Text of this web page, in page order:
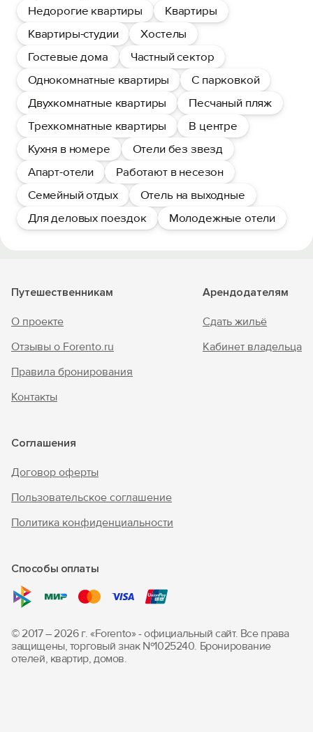
Недорогие квартиры
Квартиры
Квартиры-студии
Хостелы
Гостевые дома
Частный сектор
Однокомнатные квартиры
С парковкой
Двухкомнатные квартиры
Песчаный пляж
Трехкомнатные квартиры
В центре
Кухня в номере
Отели без звезд
Апарт-отели
Работают в несезон
Семейный отдых
Отель на выходные
Для деловых поездок
Молодежные отели
Путешественникам
О проекте
Отзывы о Forento.ru
Правила бронирования
Контакты
Арендодателям
Сдать жильё
Кабинет владельца
Соглашения
Договор оферты
Пользовательское соглашение
Политика конфиденциальности
Способы оплаты
© 2017 – 2026 г. «Forento» - официальный сайт. Все права
защищены, торговый знак Nº1025240. Бронирование
отелей, квартир, домов.